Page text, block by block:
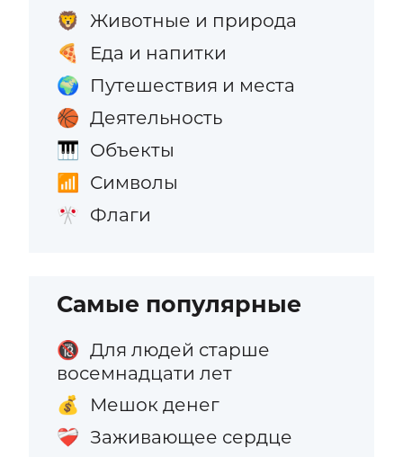
🦁 Животные и природа
🍕 Еда и напитки
🌍 Путешествия и места
🏀 Деятельность
🎹 Объекты
📶 Символы
🎌 Флаги
Самые популярные
🔞 Для людей старше
восемнадцати лет
💰 Мешок денег
❤️‍🩹 Заживающее сердце